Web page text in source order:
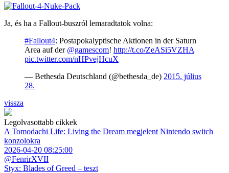
Ja, és ha a Fallout-buszról lemaradtatok volna:
#Fallout4: Postapokalyptische Aktionen in der Saturn
Area auf der @gamescom! http://t.co/ZeASi5VZHA
pic.twitter.com/nHPvejHcuX
— Bethesda Deutschland (@bethesda_de) 2015. július
28.
vissza
Legolvasottabb cikkek
A Tomodachi Life: Living the Dream megjelent Nintendo switch
konzolokra
2026-04-20 08:25:00
@FenrirXVII
Styx: Blades of Greed – teszt